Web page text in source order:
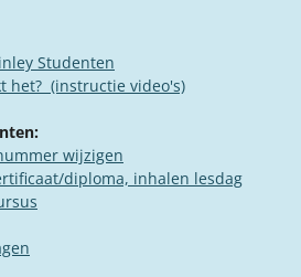
Studenten
het? (instructie video's)
wijzigen
diploma, inhalen lesdag